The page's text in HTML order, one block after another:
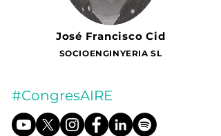
José Francisco Cid
SOCIOENGINYERIA SL
#CongresAIRE